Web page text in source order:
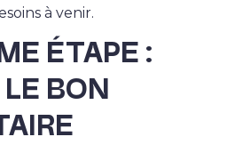
à venir.
ÉTAPE :
BON